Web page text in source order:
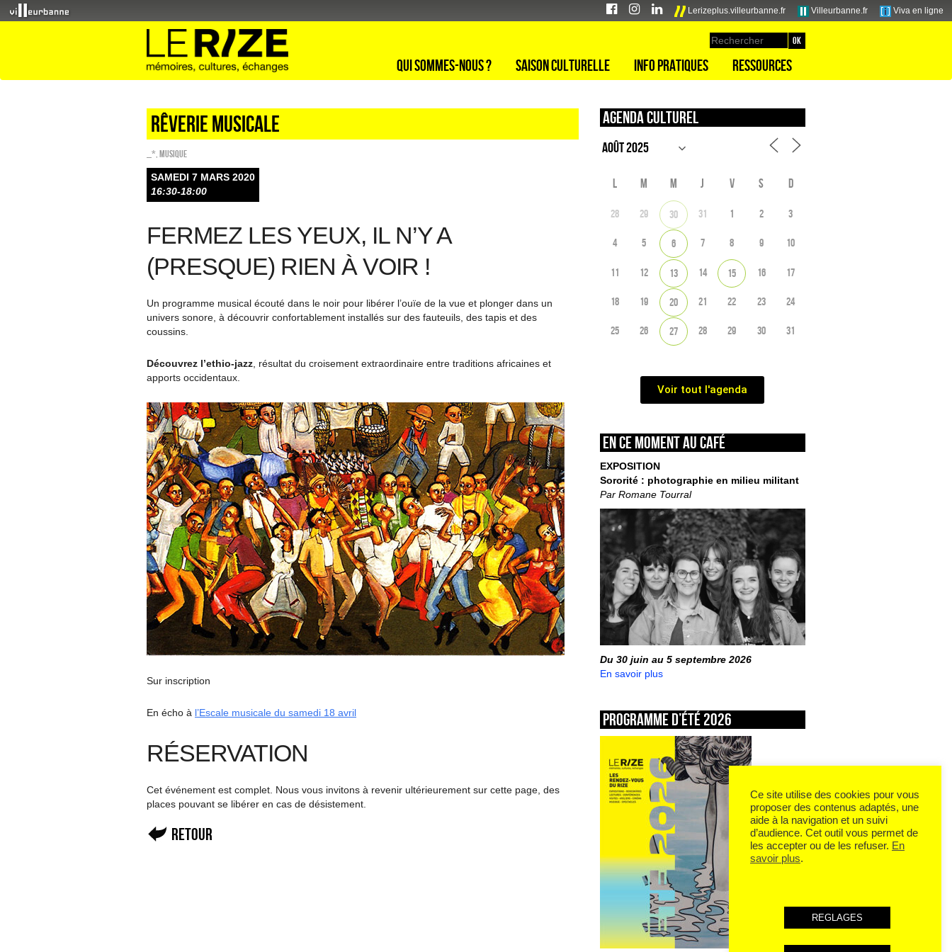
Lerizeplus.villeurbanne.fr Villeurbanne.fr Viva en ligne
Qui sommes-nous ? Saison culturelle Info pratiques Ressources
Rêverie musicale
_* Musique
SAMEDI 7 MARS 2020
16:30-18:00
FERMEZ LES YEUX, IL N’Y A
(PRESQUE) RIEN À VOIR !
Un programme musical écouté dans le noir pour libérer l’ouïe de la vue et plonger dans un
univers sonore, à découvrir confortablement installés sur des fauteuils, des tapis et des
coussins.
Découvrez l’ethio-jazz , résultat du croisement extraordinaire entre traditions africaines et
apports occidentaux.
Sur inscription
En écho à l’Escale musicale du samedi 18 avril
RÉSERVATION
Cet événement est complet. Nous vous invitons à revenir ultérieurement sur cette page, des
places pouvant se libérer en cas de désistement.
Retour
Agenda culturel
L M M J V S D
28 29 30 31 1 2 3
4 5 6 7 8 9 10
11 12 13 14 15 16 17
18 19 20 21 22 23 24
25 26 27 28 29 30 31
Voir tout l'agenda
En ce moment au café
EXPOSITION
Sororité : photographie en milieu militant
Par Romane Tourral
Du 30 juin au 5 septembre 2026
En savoir plus
Programme d’été 2026
Ce site utilise des cookies pour vous
proposer des contenus adaptés, une
aide à la navigation et un suivi
d’audience. Cet outil vous permet de
les accepter ou de les refuser. En
savoir plus.
REGLAGES